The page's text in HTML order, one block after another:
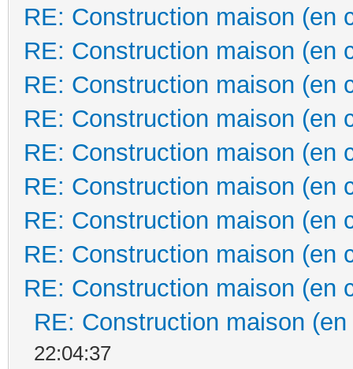
RE: Construction maison (en
RE: Construction maison (en
RE: Construction maison (en
RE: Construction maison (en
RE: Construction maison (en
RE: Construction maison (en
RE: Construction maison (en
RE: Construction maison (en
RE: Construction maison (en
RE: Construction maison
22:04:37